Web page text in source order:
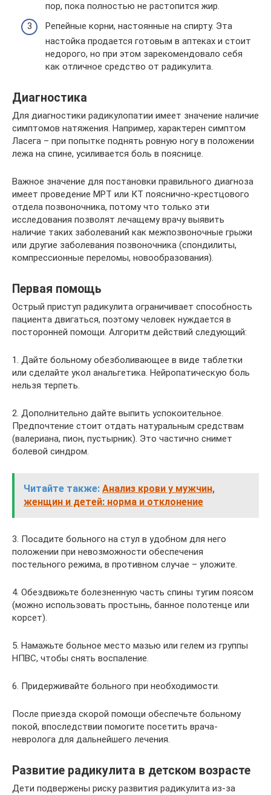
пор, пока полностью не растопится жир.
Репейные корни, настоянные на спирту. Эта
настойка продается готовым в аптеках и стоит
недорого, но при этом зарекомендовало себя
как отличное средство от радикулита.
Диагностика
Для диагностики радикулопатии имеет значение наличие
симптомов натяжения. Например, характерен симптом
Ласега – при попытке поднять ровную ногу в положении
лежа на спине, усиливается боль в пояснице.
Важное значение для постановки правильного диагноза
имеет проведение МРТ или КТ пояснично-крестцового
отдела позвоночника, потому что только эти
исследования позволят лечащему врачу выявить
наличие таких заболеваний как межпозвоночные грыжи
или другие заболевания позвоночника (спондилиты,
компрессионные переломы, новообразования).
Первая помощь
Острый приступ радикулита ограничивает способность
пациента двигаться, поэтому человек нуждается в
посторонней помощи. Алгоритм действий следующий:
1. Дайте больному обезболивающее в виде таблетки
или сделайте укол анальгетика. Нейропатическую боль
нельзя терпеть.
2. Дополнительно дайте выпить успокоительное.
Предпочтение стоит отдать натуральным средствам
(валериана, пион, пустырник). Это частично снимет
болевой синдром.
Читайте также: Анализ крови у мужчин,
женщин и детей: норма и отклонение
3. Посадите больного на стул в удобном для него
положении при невозможности обеспечения
постельного режима, в противном случае – уложите.
4. Обездвижьте болезненную часть спины тугим поясом
(можно использовать простынь, банное полотенце или
корсет).
5. Намажьте больное место мазью или гелем из группы
НПВС, чтобы снять воспаление.
6. Придерживайте больного при необходимости.
После приезда скорой помощи обеспечьте больному
покой, впоследствии помогите посетить врача-
невролога для дальнейшего лечения.
Развитие радикулита в детском возрасте
Дети подвержены риску развития радикулита из-за